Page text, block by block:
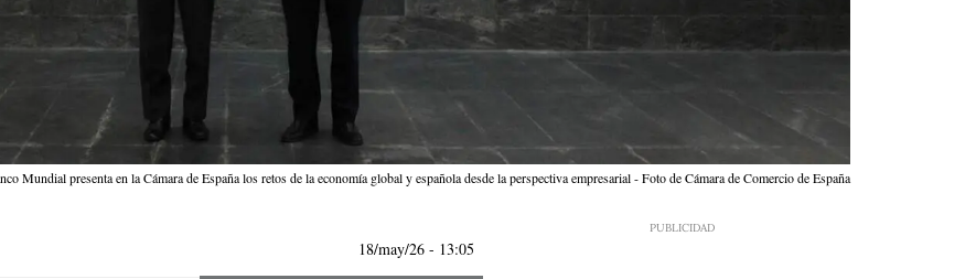
Mundial presenta en la Cámara de España los retos de la economía global y española desde la perspectiva empresarial - Foto de Cámara de Comercio de España
18/may/26 - 13:05